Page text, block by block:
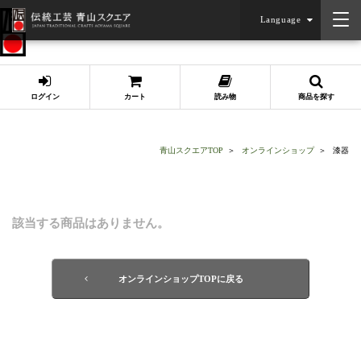
Language
ログイン カート 読み物 商品を探す
青山スクエアTOP オンラインショップ 漆器
該当する商品はありません。
オンラインショップTOPに戻る